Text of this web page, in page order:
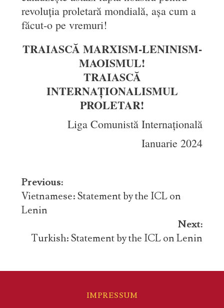
revoluția proletară mondială, așa cum a
făcut-o pe vremuri!
TRAIASCĂ MARXISM-LENINISM-
MAOISMUL!
TRAIASCĂ
INTERNAȚIONALISMUL
PROLETAR!
Liga Comunistă Internațională
Ianuarie 2024
Post
navigation
Previous:
Vietnamese: Statement by the ICL on
Lenin
Next:
Turkish: Statement by the ICL on Lenin
IMPRESSUM